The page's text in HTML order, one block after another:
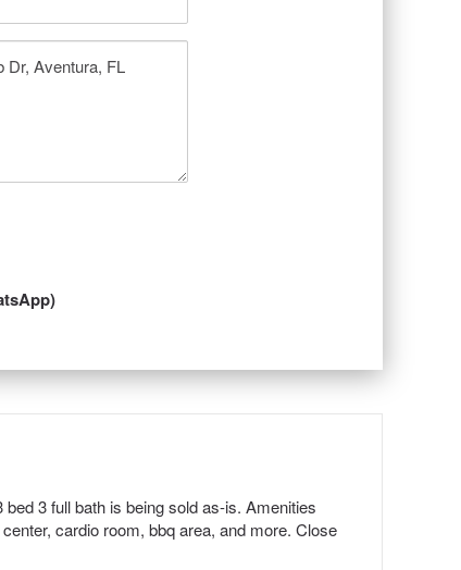
3 full bath is being sold as-is. Amenities
cardio room, bbq area, and more. Close